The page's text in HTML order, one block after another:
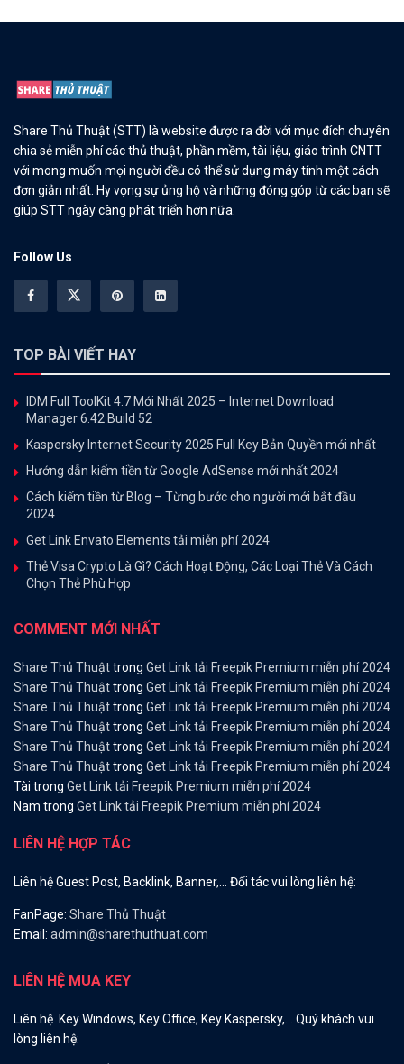
Share Thủ Thuật (STT) là website được ra đời với mục đích chuyên
chia sẻ miễn phí các thủ thuật, phần mềm, tài liệu, giáo trình CNTT
với mong muốn mọi người đều có thể sử dụng máy tính một cách
đơn giản nhất. Hy vọng sự ủng hộ và những đóng góp từ các bạn sẽ
giúp STT ngày càng phát triển hơn nữa.
Follow Us
TOP BÀI VIẾT HAY
IDM Full ToolKit 4.7 Mới Nhất 2025 – Internet Download
Manager 6.42 Build 52
Kaspersky Internet Security 2025 Full Key Bản Quyền mới nhất
Hướng dẫn kiếm tiền từ Google AdSense mới nhất 2024
Cách kiếm tiền từ Blog – Từng bước cho người mới bắt đầu
2024
Get Link Envato Elements tải miễn phí 2024
Thẻ Visa Crypto Là Gì? Cách Hoạt Động, Các Loại Thẻ Và Cách
Chọn Thẻ Phù Hợp
COMMENT MỚI NHẤT
Share Thủ Thuậttrong Get Link tải Freepik Premium miễn phí 2024
Share Thủ Thuậttrong Get Link tải Freepik Premium miễn phí 2024
Share Thủ Thuậttrong Get Link tải Freepik Premium miễn phí 2024
Share Thủ Thuậttrong Get Link tải Freepik Premium miễn phí 2024
Share Thủ Thuậttrong Get Link tải Freepik Premium miễn phí 2024
Share Thủ Thuậttrong Get Link tải Freepik Premium miễn phí 2024
Tài trong Get Link tải Freepik Premium miễn phí 2024
Nam trong Get Link tải Freepik Premium miễn phí 2024
LIÊN HỆ HỢP TÁC
Liên hệ Guest Post, Backlink, Banner,… Đối tác vui lòng liên hệ:
FanPage: Share Thủ Thuật
Email: admin@sharethuthuat.com
LIÊN HỆ MUA KEY
Liên hệ Key Windows, Key Office, Key Kaspersky,… Quý khách vui
lòng liên hệ: